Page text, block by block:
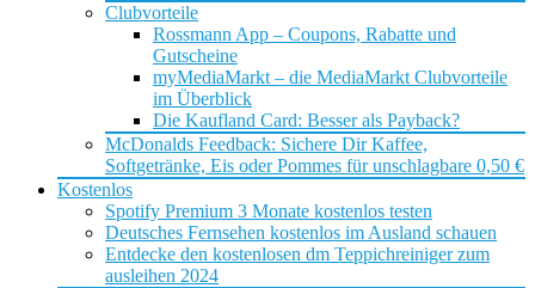
Clubvorteile
Rossmann App – Coupons, Rabatte und
Gutscheine
myMediaMarkt – die MediaMarkt Clubvorteile
im Überblick
Die Kaufland Card: Besser als Payback?
McDonalds Feedback: Sichere Dir Kaffee,
Softgetränke, Eis oder Pommes für unschlagbare 0,50 €
Kostenlos
Spotify Premium 3 Monate kostenlos testen
Deutsches Fernsehen kostenlos im Ausland schauen
Entdecke den kostenlosen dm Teppichreiniger zum
ausleihen 2024